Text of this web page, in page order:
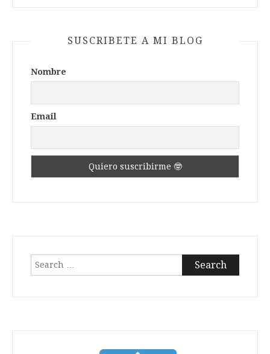
SUSCRIBETE A MI BLOG
Nombre
Email
for: